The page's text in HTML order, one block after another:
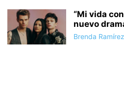
“Mi vida
nuevo
Brenda